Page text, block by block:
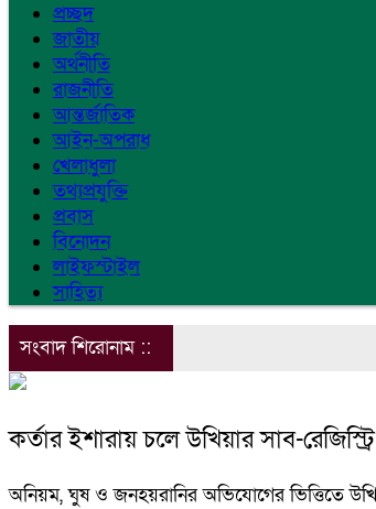
প্রচ্ছদ
জাতীয়
অর্থনীতি
রাজনীতি
আন্তর্জাতিক
আইন-অপরাধ
খেলাধুলা
তথ্যপ্রযুক্তি
প্রবাস
বিনোদন
লাইফস্টাইল
সাহিত্য
সংবাদ শিরোনাম ::
কর্তার ইশারায় চলে উখিয়ার সাব-
অনিয়ম, ঘুষ ও জনহয়রানির অভিযোগের ভিত্তিতে